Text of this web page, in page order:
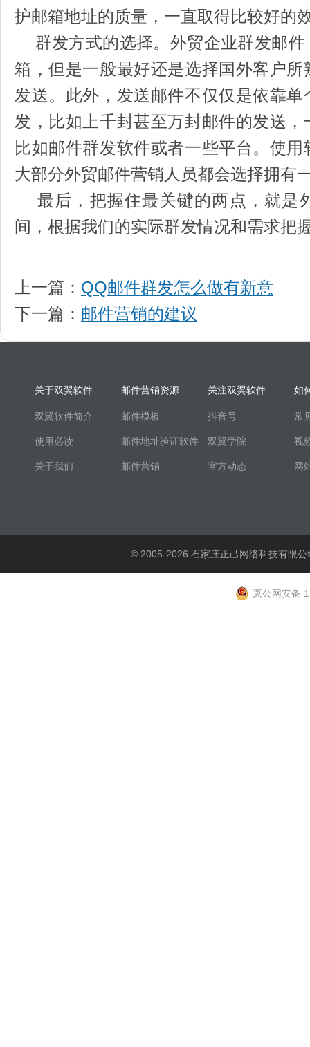
护邮箱地址的质量，一直取得比较好的
群发方式的选择。外贸企业群发邮件
箱，但是一般最好还是选择国外客户
发送。此外，发送邮件不仅仅是依靠
发，比如上千封甚至万封邮件的发送
比如邮件群发软件或者一些平台。使
大部分外贸邮件营销人员都会选择拥有
最后，把握住最关键的两点，就是
间，根据我们的实际群发情况和需求把
上一篇： QQ邮件群发怎么做有新意
下一篇： 邮件营销的建议
关于双翼软件
双翼软件简介
使用必读
关于我们
邮件营销资源
邮件模板
邮件地址验证软件
邮件营销
关注双翼软件
抖音号
双翼学院
官方动态
如
常
视
网
© 2005-2026 石家庄正己网络科技有限
冀公网安备